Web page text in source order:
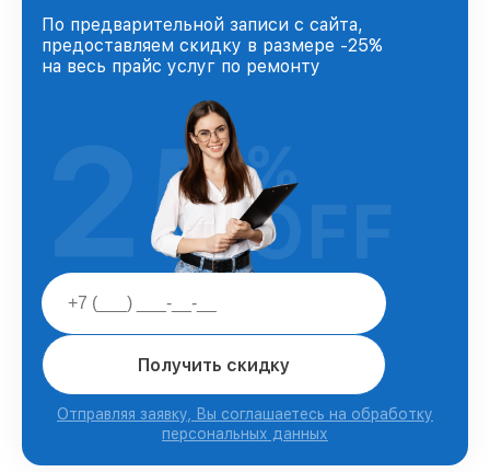
По предварительной записи с сайта,
предоставляем скидку в размере -25%
на весь прайс услуг по ремонту
Получить скидку
Отправляя заявку, Вы соглашаетесь на обработку
персональных данных
25%
OFF